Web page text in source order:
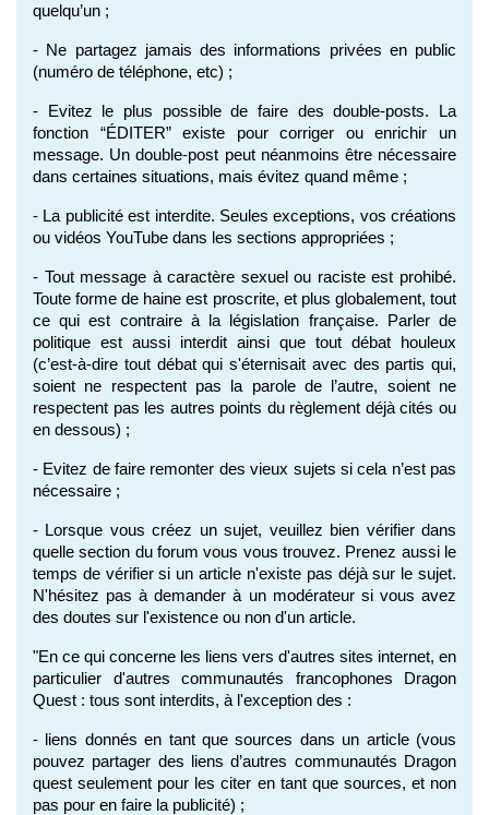
quelqu’un ;
- Ne partagez jamais des informations privées en public
(numéro de téléphone, etc) ;
- Evitez le plus possible de faire des double-posts. La
fonction “ÉDITER” existe pour corriger ou enrichir un
message. Un double-post peut néanmoins être nécessaire
dans certaines situations, mais évitez quand même ;
- La publicité est interdite. Seules exceptions, vos créations
ou vidéos YouTube dans les sections appropriées ;
- Tout message à caractère sexuel ou raciste est prohibé.
Toute forme de haine est proscrite, et plus globalement, tout
ce qui est contraire à la législation française. Parler de
politique est aussi interdit ainsi que tout débat houleux
(c’est-à-dire tout débat qui s'éternisait avec des partis qui,
soient ne respectent pas la parole de l’autre, soient ne
respectent pas les autres points du règlement déjà cités ou
en dessous) ;
- Evitez de faire remonter des vieux sujets si cela n’est pas
nécessaire ;
- Lorsque vous créez un sujet, veuillez bien vérifier dans
quelle section du forum vous vous trouvez. Prenez aussi le
temps de vérifier si un article n'existe pas déjà sur le sujet.
N'hésitez pas à demander à un modérateur si vous avez
des doutes sur l'existence ou non d'un article.
"En ce qui concerne les liens vers d'autres sites internet, en
particulier d'autres communautés francophones Dragon
Quest : tous sont interdits, à l'exception des :
- liens donnés en tant que sources dans un article (vous
pouvez partager des liens d’autres communautés Dragon
quest seulement pour les citer en tant que sources, et non
pas pour en faire la publicité) ;